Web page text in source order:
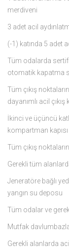
merdiveni
3 adet acil
(-1) katında 5 adet
Tüm odalarda
otomatik kapatma
Tüm çıkış
dayanımlı acil çıkış
İkinci ve üçüncü
kompartman kapısı
Tüm çıkış
Gerekli tüm
Jeneratöre bağlı
yangın su deposu
Tüm odalar ve
Mutfak
Gerekli alanlarda